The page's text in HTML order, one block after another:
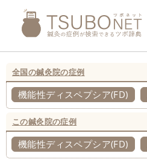
全国の鍼灸院の症例
機能性ディスペプシア(FD)
この鍼灸院の症例
機能性ディスペプシア(FD)